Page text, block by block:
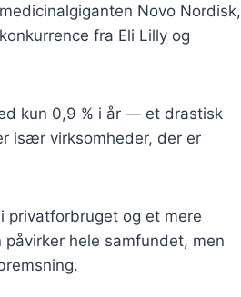
Novo Nordisk,
fra Eli Lilly og
kun 0,9 % i år — et drastisk
især virksomheder, der er
privatforbruget og et mere
hele samfundet, men